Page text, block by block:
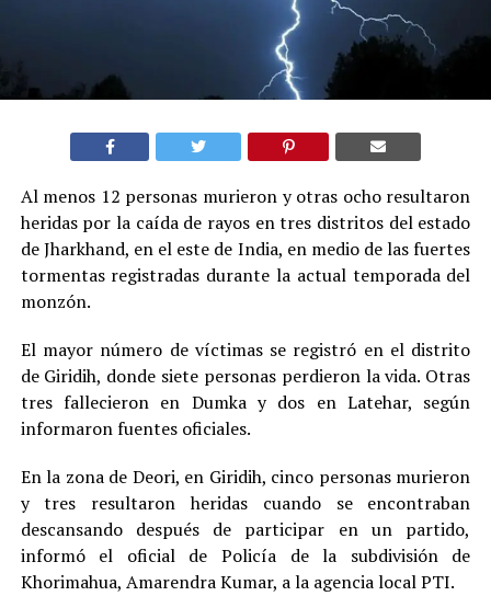
Al menos 12 personas murieron y otras ocho resultaron
heridas por la caída de rayos en tres distritos del estado
de Jharkhand, en el este de India, en medio de las fuertes
tormentas registradas durante la actual temporada del
monzón.
El mayor número de víctimas se registró en el distrito
de Giridih, donde siete personas perdieron la vida. Otras
tres fallecieron en Dumka y dos en Latehar, según
informaron fuentes oficiales.
En la zona de Deori, en Giridih, cinco personas murieron
y tres resultaron heridas cuando se encontraban
descansando después de participar en un partido,
informó el oficial de Policía de la subdivisión de
Khorimahua, Amarendra Kumar, a la agencia local PTI.